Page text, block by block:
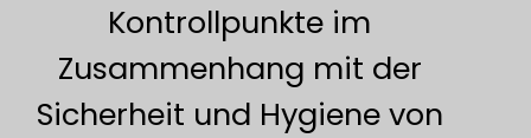
Kontrollpunkte im
Zusammenhang mit der
Sicherheit und Hygiene von